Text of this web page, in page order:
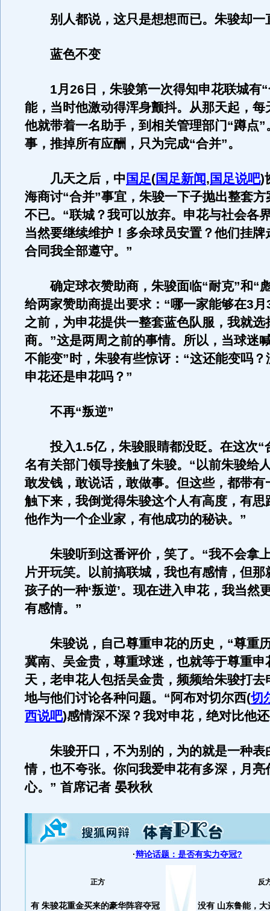
别人都说，这只是想想而已。朱骏却一
蓝色不变
1月26日，朱骏第一次得知申花联城有“
能，当时他激动得浑身颤抖。从那天起，每
他就带着一名助手，到相关管理部门“蹲点
事，推掉所有应酬，只为完成“合并”。
几天之后，中 国足(国足新闻, 国足说吧)
海商讨“合并”事宜，朱骏一下子抛出整套
不已。“联城？我可以放弃。申花与社会各
当然要继续维护！多余球员安置？他们挂牌
合同我全部遵守。”
确定球衣赞助商，朱骏面临“耐克”和“
给两家赞助商提出要求：“哪一家能够在3
之前，为申花提供一整套蓝色队服，我就选
商。”这是两周之前的事情。所以，当球迷
不能变”时，朱骏有些惊讶：“这还能变吗
申花还是申花吗？”
不再“叛逆”
投入1.5亿，朱骏眼睛都没眨。在这次“
名有关部门领导接触了朱骏。“以前朱骏给
敢发钱，敢说话，敢做事。但这些，都带有
触下来，我倒觉得朱骏这个人有高度，有思
他作为一个企业家，有他成功的秘诀。”
朱骏听到这番评价，笑了。“我不会拿
片开玩笑。以前搞联城，我也有感情，但那
孩子的一种‘叛逆’。现在进入申花，我当然
有感情。”
朱骏说，自己尊重申花的历史，“尊重
冀南、吴金贵，尊重球迷，也就等于尊重申
天，老申花人包括吴金贵，频频给朱骏打去
地与他们讨论各种问题。“阿布对切尔西(切
西说吧)感情深不深？我对申花，绝对比他
朱骏开口，不为别的，为的就是一种表
情，也不夸张。你问我爱申花有多深，月亮
心。” 首席记者 晏秋秋
·辩论话题：是否有实力夺冠?
正方 反
有 朱骏花重金买来的豪华阵容夺冠
没有 山东鲁能，